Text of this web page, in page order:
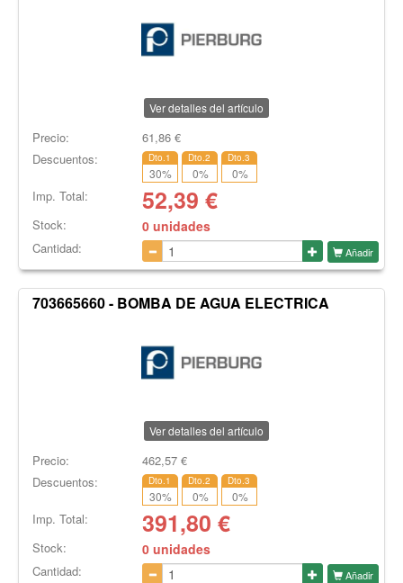
Ver detalles del artículo
Precio: 61,86€
Descuentos:
Dto.1
30%
Dto.2
0%
Dto.3
0%
Imp. Total: 52,39 €
Stock: 0 unidades
Cantidad: Añadir
703665660 - BOMBA DE AGUA ELECTRICA
Ver detalles del artículo
Precio: 462,57€
Descuentos:
Dto.1
30%
Dto.2
0%
Dto.3
0%
Imp. Total: 391,80 €
Stock: 0 unidades
Cantidad: Añadir